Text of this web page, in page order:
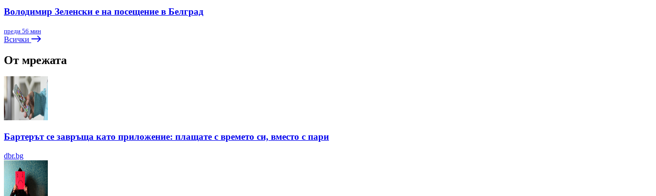
Володимир Зеленски е на посещение в Белград
преди 56 мин
Всички
От мрежата
Бартерът се завръща като приложение: плащате с времето си, вместо с пари
dbr.bg